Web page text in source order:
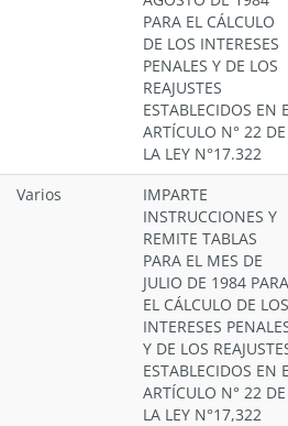
PARA EL CÁLCULO
DE LOS INTERESES
PENALES Y DE LOS
REAJUSTES
ESTABLECIDOS EN
ARTÍCULO N° 22 DE
LA LEY N°17.322
Varios
IMPARTE
INSTRUCCIONES Y
REMITE TABLAS
PARA EL MES DE
JULIO DE 1984 PARA
EL CÁLCULO DE LOS
INTERESES
Y DE LOS
ESTABLECIDOS EN
ARTÍCULO N° 22 DE
LA LEY N°17,322